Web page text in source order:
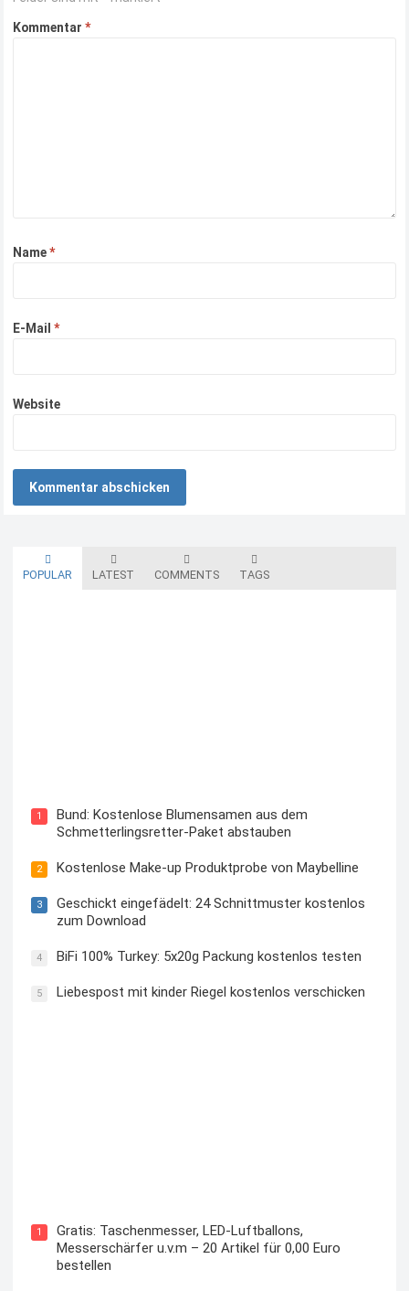
Kommentar*
Name*
E-Mail*
Website
POPULAR LATEST COMMENTS TAGS
1
Bund: Kostenlose Blumensamen aus dem
Schmetterlingsretter-Paket abstauben
2 Kostenlose Make-up Produktprobe von Maybelline
3
Geschickt eingefädelt: 24 Schnittmuster kostenlos
zum Download
4 BiFi 100% Turkey: 5x20g Packung kostenlos testen
5 Liebespost mit kinder Riegel kostenlos verschicken
1
Gratis: Taschenmesser, LED-Luftballons,
Messerschärfer u.v.m – 20 Artikel für 0,00 Euro
bestellen